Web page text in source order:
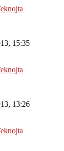
15:35
13:26